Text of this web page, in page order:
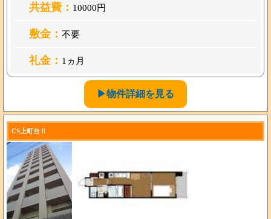
共益費： 10000円
敷金： 不要
礼金： 1ヵ月
▶物件詳細を見る
CS上町台Ⅱ